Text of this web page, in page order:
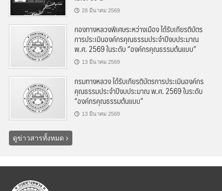
28 มีนาคม 2569
กองทางหลวงพิเศษระหว่างเมือง ได้รับเกียรติบัตร
การประเมินองค์กรคุณธรรมประจำปีงบประมาณ
พ.ศ. 2569 ในระดับ “องค์กรคุณธรรมต้นแบบ”
13 มีนาคม 2569
กรมทางหลวง ได้รับเกียรติบัตรการประเมินองค์กร
คุณธรรมประจำปีงบประมาณ พ.ศ. 2569 ในระดับ
“องค์กรคุณธรรมต้นแบบ”
13 มีนาคม 2569
ดูข่าวสารทั้งหมด